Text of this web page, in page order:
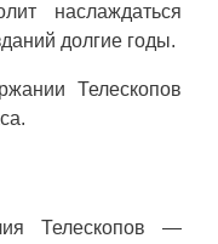
наслаждаться
долгие годы.
Телескопов
Телескопов —